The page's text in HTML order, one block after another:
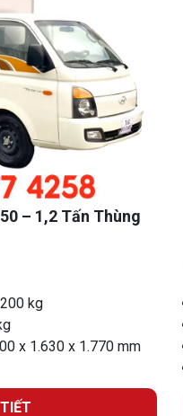
– 1,2 Tấn Thùng
kg
x 1.630 x 1.770 mm